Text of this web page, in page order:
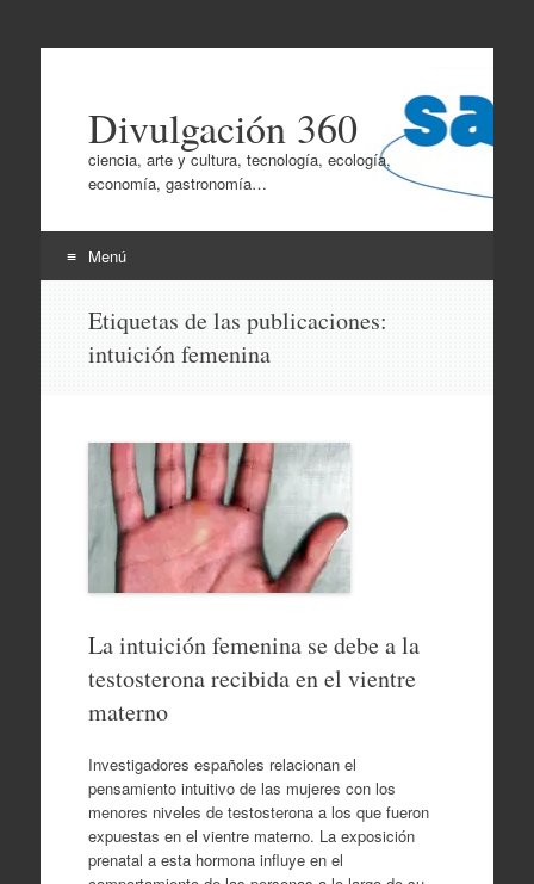
Divulgación 360
ciencia, arte y cultura, tecnología, ecología,
economía, gastronomía…
Menú
contenido
Etiquetas de las publicaciones:
intuición femenina
La intuición femenina se debe a la
testosterona recibida en el vientre
materno
Investigadores españoles relacionan el
pensamiento intuitivo de las mujeres con los
menores niveles de testosterona a los que fueron
expuestas en el vientre materno. La exposición
prenatal a esta hormona influye en el